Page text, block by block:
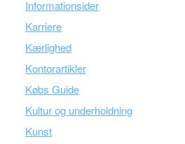
Informationsider
Karriere
Kærlighed
Kontorartikler
Købs Guide
Kultur og underholdning
Kunst